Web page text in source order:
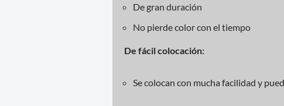
De gran duración
No pierde color con el tiempo
De fácil colocación:
Se colocan con mucha facilidad y